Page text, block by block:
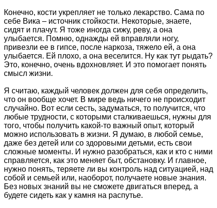
Конечно, кости укрепляет не только лекарство. Сама по
себе Вика – источник стойкости. Некоторые, знаете,
сидят и плачут. Я тоже иногда сижу, реву, а она
улыбается. Помню, однажды ей вправляли ногу,
привезли ее в гипсе, после наркоза, тяжело ей, а она
улыбается. Ей плохо, а она веселится. Ну как тут рыдать?
Это, конечно, очень вдохновляет. И это помогает понять
смысл жизни.
Я считаю, каждый человек должен для себя определить,
что он вообще хочет. В мире ведь ничего не происходит
случайно. Вот если сесть, задуматься, то получится, что
любые трудности, с которыми сталкиваешься, нужны для
того, чтобы получить какой-то важный опыт, который
можно использовать в жизни. Я думаю, в любой семье,
даже без детей или со здоровыми детьми, есть свои
сложные моменты. И нужно разобраться, как и кто с ними
справляется, как это меняет быт, обстановку. И главное,
нужно понять, теряете ли вы контроль над ситуацией, над
собой и семьей или, наоборот, получаете новые знания.
Без новых знаний вы не сможете двигаться вперед, а
будете сидеть как у камня на распутье.